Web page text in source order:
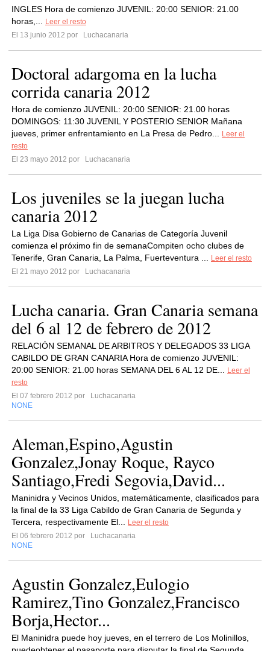
INGLES Hora de comienzo JUVENIL: 20:00 SENIOR: 21.00
horas,...
Leer el resto
El 13 junio 2012 por
Luchacanaria
Doctoral adargoma en la lucha
corrida canaria 2012
Hora de comienzo JUVENIL: 20:00 SENIOR: 21.00 horas
DOMINGOS: 11:30 JUVENIL Y POSTERIO SENIOR Mañana
jueves, primer enfrentamiento en La Presa de Pedro...
Leer el
resto
El 23 mayo 2012 por
Luchacanaria
Los juveniles se la juegan lucha
canaria 2012
La Liga Disa Gobierno de Canarias de Categoría Juvenil
comienza el próximo fin de semanaCompiten ocho clubes de
Tenerife, Gran Canaria, La Palma, Fuerteventura ...
Leer el resto
El 21 mayo 2012 por
Luchacanaria
Lucha canaria. Gran Canaria semana
del 6 al 12 de febrero de 2012
RELACIÓN SEMANAL DE ARBITROS Y DELEGADOS 33 LIGA
CABILDO DE GRAN CANARIA Hora de comienzo JUVENIL:
20:00 SENIOR: 21.00 horas SEMANA DEL 6 AL 12 DE...
Leer el
resto
El 07 febrero 2012 por
Luchacanaria
NONE
Aleman,Espino,Agustin
Gonzalez,Jonay Roque, Rayco
Santiago,Fredi Segovia,David...
Maninidra y Vecinos Unidos, matemáticamente, clasificados para
la final de la 33 Liga Cabildo de Gran Canaria de Segunda y
Tercera, respectivamente El...
Leer el resto
El 06 febrero 2012 por
Luchacanaria
NONE
Agustin Gonzalez,Eulogio
Ramirez,Tino Gonzalez,Francisco
Borja,Hector...
El Maninidra puede hoy jueves, en el terrero de Los Molinillos,